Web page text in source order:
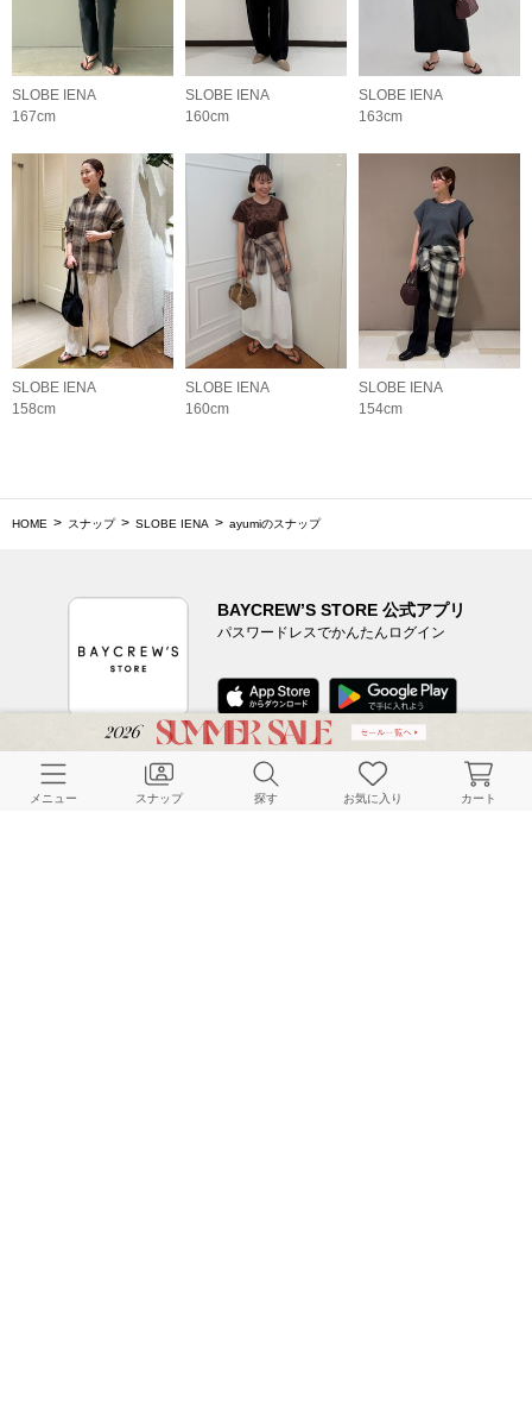
SLOBE IENA
167cm
SLOBE IENA
160cm
SLOBE IENA
163cm
SLOBE IENA
158cm
SLOBE IENA
160cm
SLOBE IENA
154cm
HOME スナップ SLOBE IENA ayumiのスナップ
BAYCREW’S STORE 公式アプリ
パスワードレスでかんたんログイン
CUSTOMER SERVICE
メニュー スナップ 探す お気に入り カート